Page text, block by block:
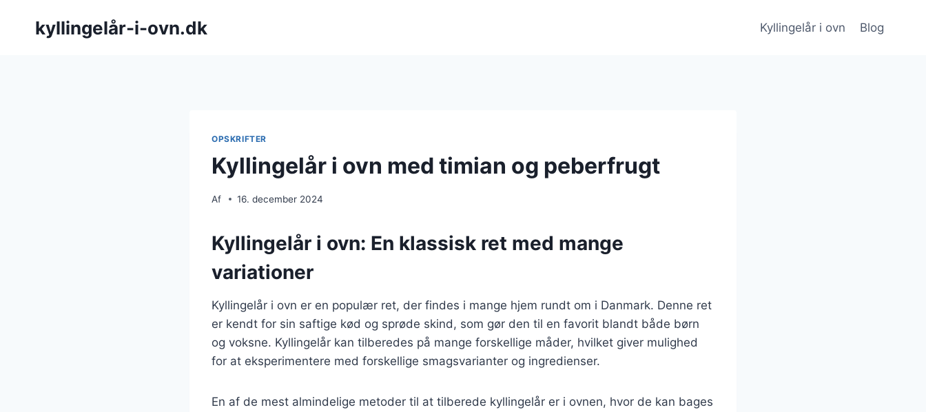
kyllingelår-i-ovn.dk Kyllingelår i ovn Blog
OPSKRIFTER
Kyllingelår i ovn med timian og peberfrugt
Af 16. december 2024
Kyllingelår i ovn: En klassisk ret med mange
variationer
Kyllingelår i ovn er en populær ret, der findes i mange hjem rundt om i Danmark. Denne ret
er kendt for sin saftige kød og sprøde skind, som gør den til en favorit blandt både børn
og voksne. Kyllingelår kan tilberedes på mange forskellige måder, hvilket giver mulighed
for at eksperimentere med forskellige smagsvarianter og ingredienser.
En af de mest almindelige metoder til at tilberede kyllingelår er i ovnen, hvor de kan bages